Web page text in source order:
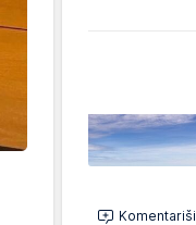
Komentariši